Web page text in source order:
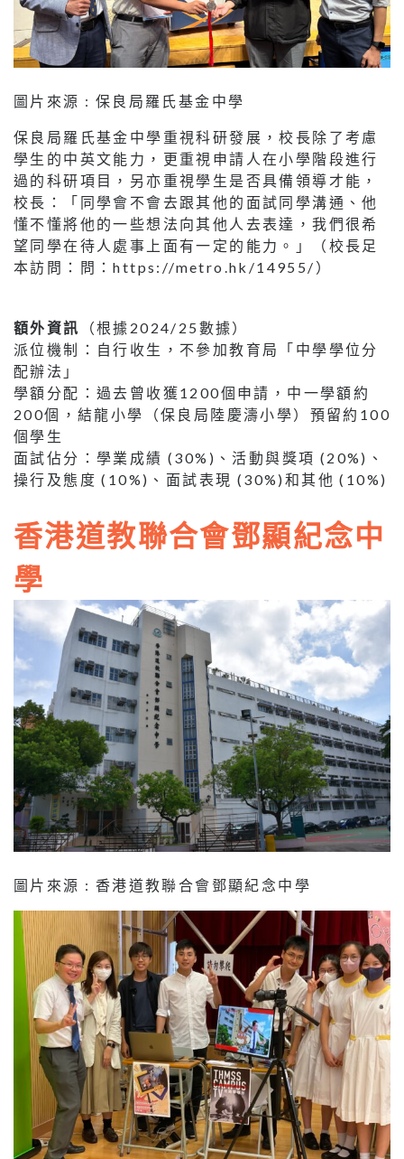
圖片來源 : 保良局羅氏基金中學
保良局羅氏基金中學重視科研發展，校長除了考慮
學生的中英文能力，更重視申請人在小學階段進行
過的科研項目，另亦重視學生是否具備領導才能，
校長：「同學會不會去跟其他的面試同學溝通、他
懂不懂將他的一些想法向其他人去表達，我們很希
望同學在待人處事上面有一定的能力。」（校長足
本訪問：問：https://metro.hk/14955/）
額外資訊
（根據2024/25數據）
派位機制：自行收生，不參加教育局「中學學位分
配辦法」
學額分配：過去曾收獲1200個申請，中一學額約
200個，結龍小學（保良局陸慶濤小學）預留約100
個學生
面試佔分：學業成績 (30%)、活動與獎項 (20%)、
操行及態度 (10%)、面試表現 (30%)和其他 (10%)
香港道教聯合會鄧顯紀念中
學
圖片來源 : 香港道教聯合會鄧顯紀念中學